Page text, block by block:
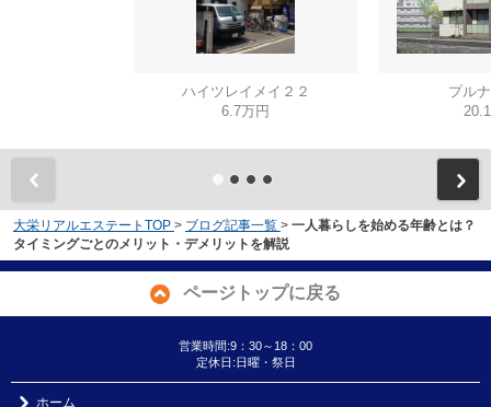
ハイツレイメイ２２
6.7万円
プル
大栄リアルエステートTOP > ブログ記事一覧 > 一人暮らしを始める年齢とは？
タイミングごとのメリット・デメリットを解説
ページトップに戻る
営業時間:9：30～18：00
定休日:日曜・祭日
ホーム